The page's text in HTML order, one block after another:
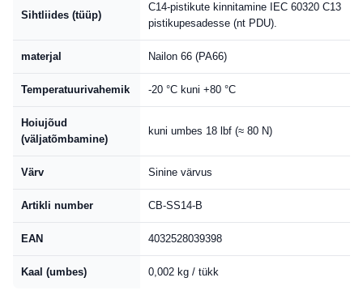
Sihtliides (tüüp)
C14-pistikute kinnitamine IEC 60320 C13
pistikupesadesse (nt PDU).
materjal Nailon 66 (PA66)
Temperatuurivahemik -20 °C kuni +80 °C
Hoiujõud
(väljatõmbamine)
kuni umbes 18 lbf (≈ 80 N)
Värv Sinine värvus
Artikli number CB-SS14-B
EAN 4032528039398
Kaal (umbes) 0,002 kg / tükk